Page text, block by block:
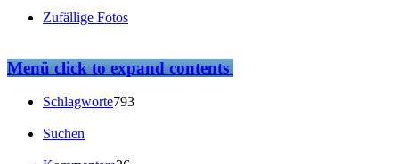
Zufällige Fotos
Menüclick to expand contents
Schlagworte793
Suchen